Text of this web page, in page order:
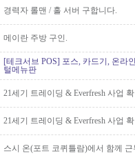
경력자 롤맨 / 홀 서버 구합니다.
메이란 주방 구인.
[테크서브 POS] 포스, 카드기, 온라
털메뉴판
21세기 트레이딩 & Everfresh 사업
21세기 트레이딩 & Everfresh 사업
스시 온(포트 코퀴틀람)에서 함께